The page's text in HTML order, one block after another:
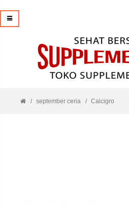
september ceria Calcigro